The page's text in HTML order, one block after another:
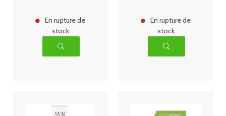
En rupture de
stock
En rupture de
stock